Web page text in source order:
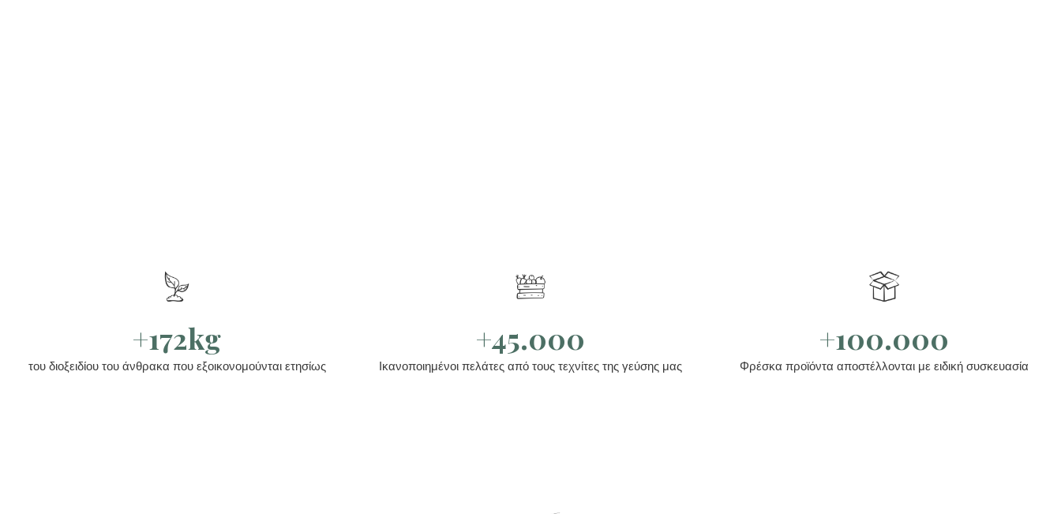
+172kg
του διοξειδίου του άνθρακα που εξοικονομούνται ετησίως
+45.000
Ικανοποιημένοι πελάτες από τους τεχνίτες της γεύσης μας
+100.000
Φρέσκα προϊόντα αποστέλλονται με ειδική συσκευασία